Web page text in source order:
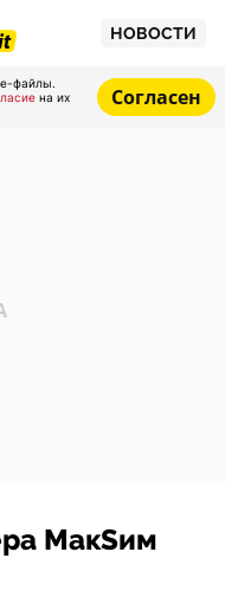
НОВОСТИ
файлы.
на их
Согласен
MакSим